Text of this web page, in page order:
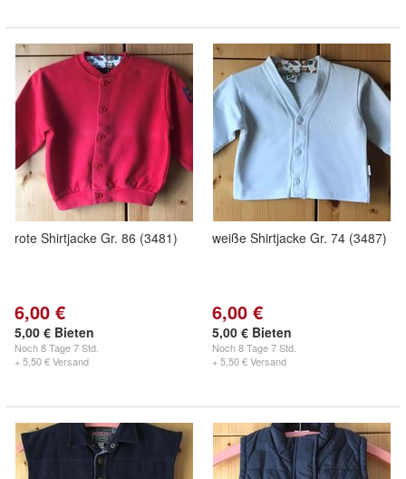
rote Shirtjacke Gr. 86 (3481)
6,00 €
5,00 € Bieten
Noch8 Tage 7 Std.
+ 5,50 € Versand
weiße Shirtjacke Gr. 74 (3487)
6,00 €
5,00 € Bieten
Noch8 Tage 7 Std.
+ 5,50 € Versand